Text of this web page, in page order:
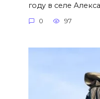
году в селе
0 97